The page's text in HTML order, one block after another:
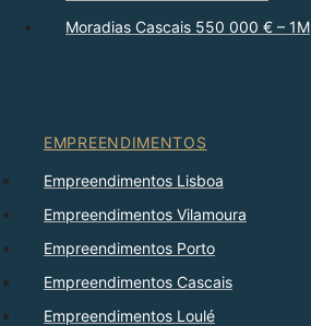
Moradias Cascais 550 000 € – 1M
EMPREENDIMENTOS
Empreendimentos Lisboa
Empreendimentos Vilamoura
Empreendimentos Porto
Empreendimentos Cascais
Empreendimentos Loulé